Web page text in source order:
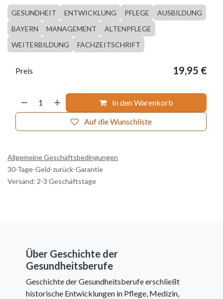
GESUNDHEIT ENTWICKLUNG PFLEGE
AUSBILDUNG
BAYERN
MANAGEMENT
ALTENPFLEGE
WEITERBILDUNG
FACHZEITSCHRIFT
In den Warenkorb
Auf die Wunschliste
Preis 19,95 €
Allgemeine Geschäftsbedingungen
30-Tage-Geld-zurück-Garantie
Versand: 2-3 Geschäftstage
Über Geschichte der
Gesundheitsberufe
Geschichte der Gesundheitsberufe erschließt
historische Entwicklungen in Pflege, Medizin,